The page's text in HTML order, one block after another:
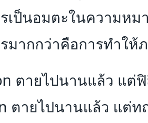
เป็นอมตะในความหม
มากกว่าคือการทำให้
ตายไปนานแล้ว แต่
ตายไปนานแล้ว แต่